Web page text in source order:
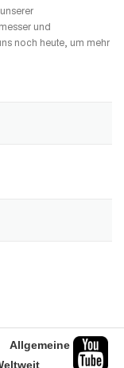
und
noch heute, um mehr
Allgemeine